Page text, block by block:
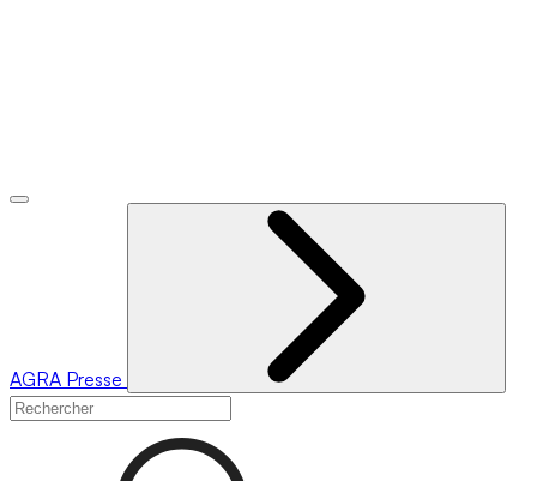
AGRA Presse